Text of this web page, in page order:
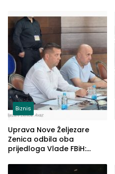
Biznis
Uprava Nove Željezare
Zenica odbila oba
prijedloga Vlade FBiH:
rješenje